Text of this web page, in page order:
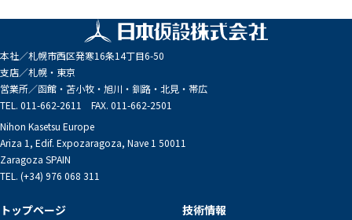
本社／札幌市西区発寒16条14丁目6-50
支店／札幌・東京
営業所／函館・苫小牧・旭川・釧路・北見・帯広
TEL. 011-662-2611 FAX. 011-662-2501
Nihon Kasetsu Europe
Ariza 1, Edif. Expozaragoza, Nave 1 50011
Zaragoza SPAIN
TEL. (+34) 976 068 311
トップページ
技術情報